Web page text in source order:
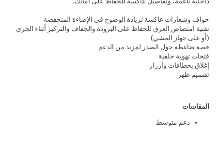
حواف وشعارات عاكسة لزيادة الوضوح في الإضاءة المنخفضة
تقنية امتصاص العرق للحفاظ على البرودة والجفاف والتركيز أثناء الجري
(أو على جهاز المشي)
قصة ضاغطة حول الصدر لمزيد من الدعم
فتحات تهوية خلفية
إغلاق بخطافات وأزرار
تصميم ظهر
المقاسات
دعم متوسط